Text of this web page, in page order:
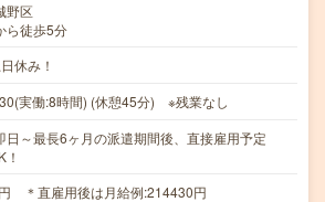
野区
ら徒歩5分
休み！
実働:8時間) (休憩45分) ※残業なし
日～最長6ヶ月の派遣期間後、直接雇用予定
＊直雇用後は月給例:214430円